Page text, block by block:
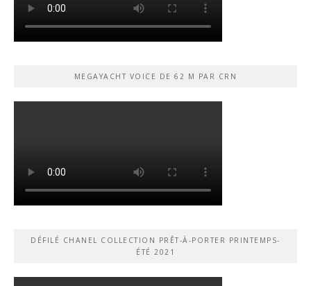
MEGAYACHT VOICE DE 62 M PAR CRN
DÉFILÉ CHANEL COLLECTION PRÊT-À-PORTER PRINTEMPS-
ÉTÉ 2021